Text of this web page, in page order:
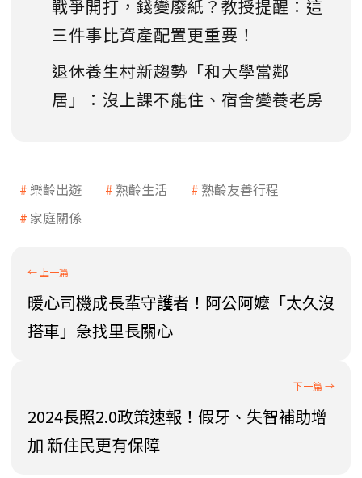
戰爭開打，錢變廢紙？教授提醒：這
三件事比資產配置更重要！
退休養生村新趨勢「和大學當鄰
居」：沒上課不能住、宿舍變養老房
樂齡出遊 熟齡生活
熟齡友善行程
家庭關係
暖心司機成長輩守護者！阿公阿嬤「太久沒
搭車」急找里長關心
2024長照2.0政策速報！假牙、失智補助增
加 新住民更有保障